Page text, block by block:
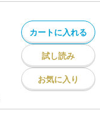
カートに入れる
試し読み
お気に入り